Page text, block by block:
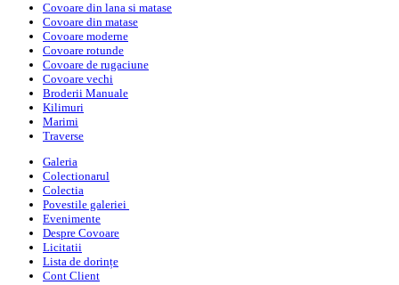
Covoare din lana si matase
Covoare din matase
Covoare moderne
Covoare rotunde
Covoare de rugaciune
Covoare vechi
Broderii Manuale
Kilimuri
Marimi
Traverse
Galeria
Colectionarul
Colectia
Povestile galeriei
Evenimente
Despre Covoare
Licitatii
Lista de dorințe
Cont Client